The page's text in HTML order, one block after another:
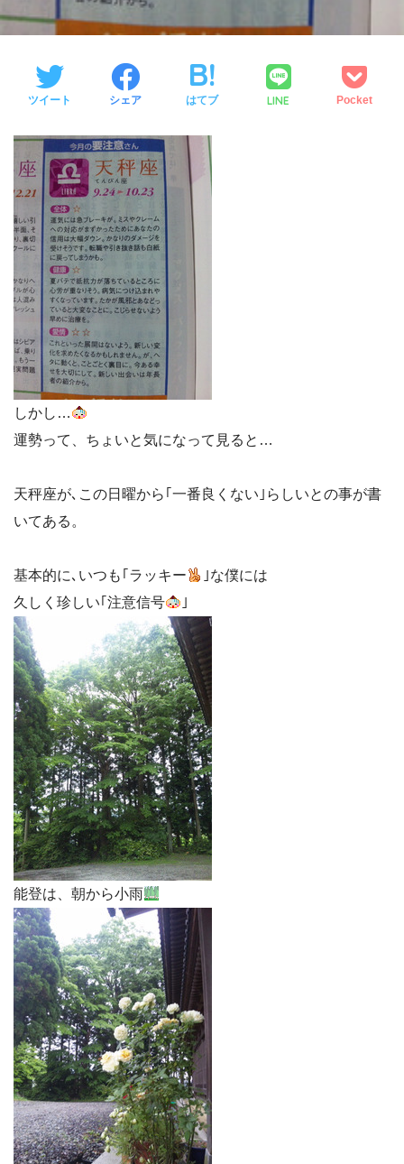
ツイート シェア はてブ LINE Pocket
しかし…
運勢って、ちょいと気になって見ると…
天秤座が､この日曜から｢一番良くない｣らしいとの事が書
いてある。
基本的に､いつも｢ラッキー
｣な僕には
久しく珍しい｢注意信号
｣
能登は、朝から小雨